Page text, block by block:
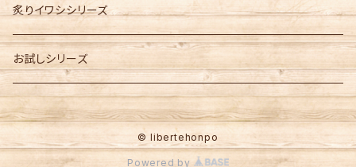
炙りイワシシリーズ
お試しシリーズ
© libertehonpo
Powered by